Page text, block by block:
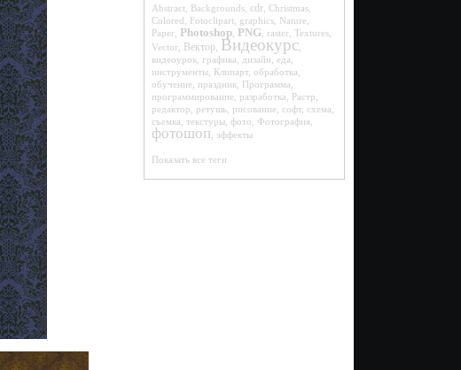
Abstract Backgrounds, cdr, Christmas,
Colored
Fotoclipart graphics, Nature
Paper, Photoshop, PNG raster, Textures,
Vector, Вектор, Видеокурс,
видеоурок, графика дизайн еда
инструменты, Клипарт, обработка
обучение
праздник, Программа
программирование
разработка Растр
редактор
ретушь, рисование софт, схема
съемка текстуры, фото Фотография,
фотошоп эффекты
Показать все теги